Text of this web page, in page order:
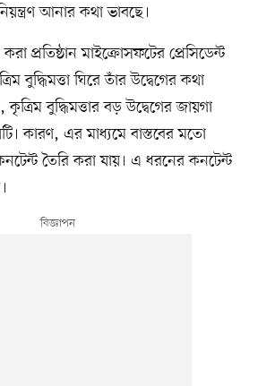
আনার কথা ভাবছে।
প্রতিষ্ঠান মাইক্রোসফটের প্রেসিডেন্ট
বুদ্ধিমত্তা ঘিরে তাঁর উদ্বেগের কথা
বুদ্ধিমত্তার বড় উদ্বেগের জায়গা
কারণ, এর মাধ্যমে বাস্তবের মতো
তৈরি করা যায়। এ ধরনের কনটেন্ট